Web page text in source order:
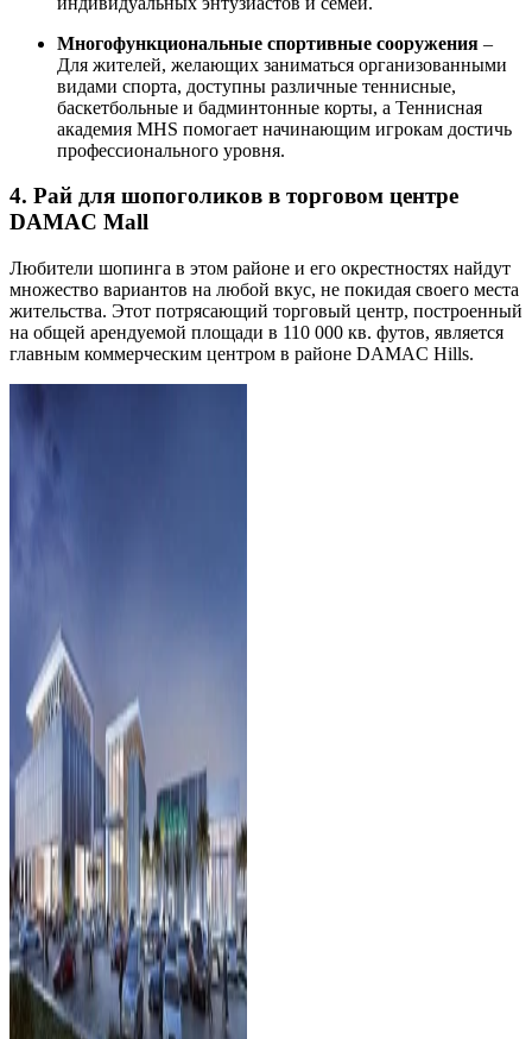
Многофункциональные спортивные сооружения –
Для жителей, желающих заниматься организованными
видами спорта, доступны различные теннисные,
баскетбольные и бадминтонные корты, а Теннисная
академия MHS помогает начинающим игрокам достичь
профессионального уровня.
4. Рай для шопоголиков в торговом центре
DAMAC Mall
Любители шопинга в этом районе и его окрестностях найдут
множество вариантов на любой вкус, не покидая своего места
жительства. Этот потрясающий торговый центр, построенный
на общей арендуемой площади в 110 000 кв. футов, является
главным коммерческим центром в районе DAMAC Hills.